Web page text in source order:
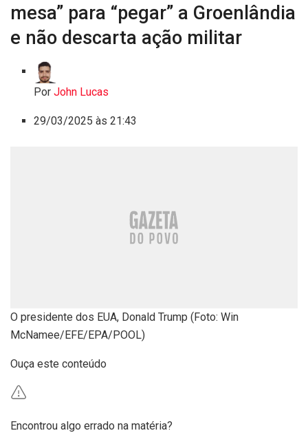
mesa” para “pegar” a Groenlândia
e não descarta ação militar
PorJohn Lucas
29/03/2025 às 21:43
O presidente dos EUA, Donald Trump (Foto: Win
McNamee/EFE/EPA/POOL)
Ouça este conteúdo
Encontrou algo errado na matéria?